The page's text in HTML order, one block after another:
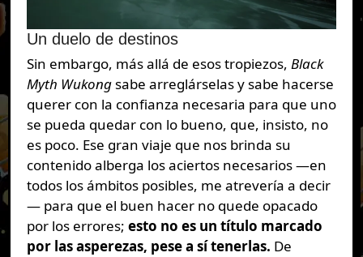
Un duelo de destinos
Sin embargo, más allá de esos tropiezos, Black
Myth Wukongsabe arreglárselas y sabe hacerse
querer con la confianza necesaria para que uno
se pueda quedar con lo bueno, que, insisto, no
es poco. Ese gran viaje que nos brinda su
contenido alberga los aciertos necesarios —en
todos los ámbitos posibles, me atrevería a decir
— para que el buen hacer no quede opacado
por los errores; esto no es un título marcado
por las asperezas, pese a sí tenerlas. De